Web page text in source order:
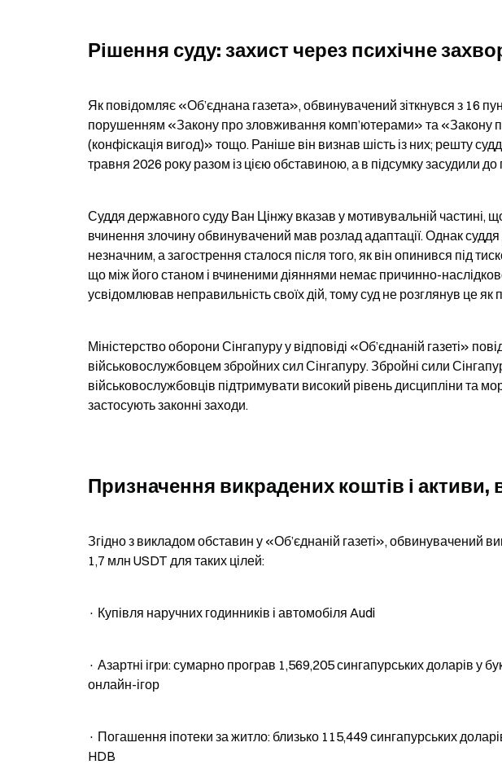
Рішення суду: захист через психічне
Як повідомляє «Об’єднана газета», обвинувачений зіткнувся з 16
порушенням «Закону про зловживання комп’ютерами» та «Закону
(конфіскація вигод)» тощо. Раніше він визнав шість із них; решту
травня 2026 року разом із цією обставиною, а в підсумку засудили до
Суддя державного суду Ван Цінжу вказав у мотивувальній частині,
вчинення злочину обвинувачений мав розлад адаптації. Однак
незначним, а загострення сталося після того, як він опинився під
що між його станом і вчиненими діяннями немає причинно-
усвідомлював неправильність своїх дій, тому суд не розглянув це
Міністерство оборони Сінгапуру у відповіді «Об’єднаній газеті»
військовослужбовцем збройних сил Сінгапуру. Збройні сили
військовослужбовців підтримувати високий рівень дисципліни та
застосують законні заходи.
Призначення викрадених коштів і активи,
Згідно з викладом обставин у «Об’єднаній газеті», обвинувачений
1,7 млн USDT для таких цілей:
· Купівля наручних годинників і автомобіля Audi
· Азартні ігри: сумарно програв 1,569,205 сингапурських доларів у
онлайн-ігор
· Погашення іпотеки за житло: близько 115,449 сингапурських
HDB